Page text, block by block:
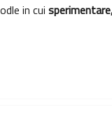
in cui